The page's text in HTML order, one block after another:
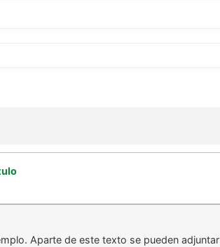
Aparte de este texto se pueden adjuntar